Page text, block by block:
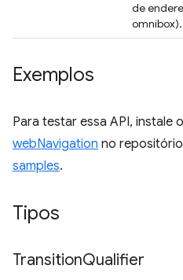
de
omnibox).
Exemplos
Para testar essa API, instale o
webNavigation no repositório
samples.
Tipos
TransitionQualifier